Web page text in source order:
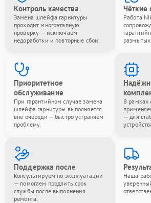
Контроль качества
Замена шлейфа гарнитуры
проходит многоэтапную
проверку — исключаем
недоработки и повторные сбои.
Чёткие
Работа
Приоритетное
обслуживание
При гарантийном случае замена
шлейфа гарнитуры выполняется
вне очереди — быстро устраняем
проблему.
В рамках
— для
Поддержка после
Консультируем по эксплуатации
— помогаем продлить срок
службы после выполнения
ремонта.
Наша